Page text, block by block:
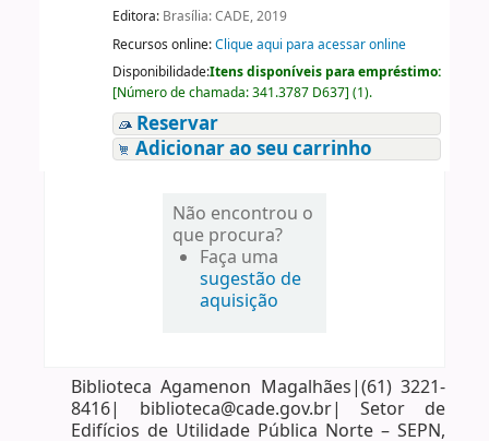
Editora: Brasília: CADE, 2019
Recursos online:Clique aqui para acessar online
Disponibilidade:Itens disponíveis para empréstimo:
[Número de chamada:341.3787 D637] (1).
Reservar
Adicionar ao seu carrinho
Não encontrou o
que procura?
Faça uma
sugestão de
aquisição
Biblioteca Agamenon Magalhães|(61) 3221-
8416| biblioteca@cade.gov.br| Setor de
Edifícios de Utilidade Pública Norte – SEPN,